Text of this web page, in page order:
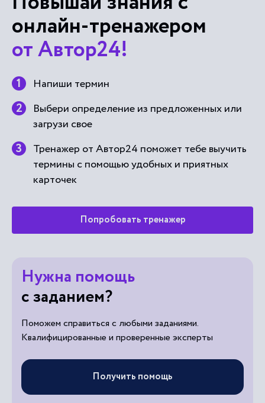
онлайн-тренажером
от Автор24!
Напиши термин
Выбери определение из предложенных или
загрузи свое
Тренажер от Автор24 поможет тебе выучить
термины с помощью удобных и приятных
карточек
Попробовать тренажер
Нужна помощь
с заданием?
Поможем справиться с любыми заданиями.
Квалифицированные и проверенные эксперты
Получить помощь